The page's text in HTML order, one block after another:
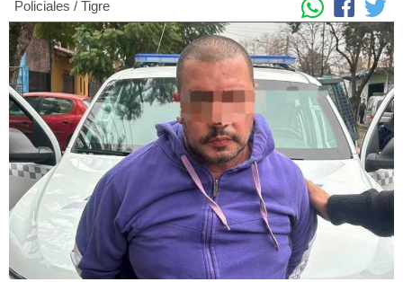
Policiales / Tigre